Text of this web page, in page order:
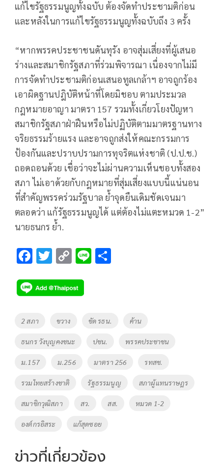
แก้ไขรัฐธรรมนูญทั้งฉบับ ต้องจัดทำประชามติก่อน
และหลังในการแก้ไขรัฐธรรมนูญทั้งฉบับถึง 3 ครั้ง
“หากพรรคประชาชนดันทุรัง อาจสุ่มเสี่ยงที่ผู้เสนอ
ร่างและสมาชิกรัฐสภาที่ร่วมพิจารณา เนื่องจากไม่มี
การจัดทำประชามติก่อนเสนอทูลเกล้าฯ อาจถูกร้อง
เอาผิดฐานปฎิบัติหน้าที่โดยมิชอบ ตามประมวล
กฎหมายอาญา มาตรา 157 รวมทั้งเกี่ยวโยงปัญหา
สมาชิกรัฐสภาฝ่าฝืนหรือไม่ปฏิบัติตามมาตรฐานทาง
จริยธรรมร้ายแรง และอาจถูกส่งให้คณะกรรมการ
ป้องกันและปราบปรามการทุจริตแห่งชาติ (ป.ป.ช.)
ถอดถอนด้วย เชื่อว่าจะไม่ผ่านความเห็นชอบทั้งสอง
สภา ไม่เอาด้วยกับกฎหมายที่สุ่มเสี่ยงแบบนี้แน่นอน
ที่สำคัญพรรคร่วมรัฐบาล ย้ำจุดยืนเดิมชัดเจนมา
ตลอดว่า แก้รัฐธรรมนูญได้ แต่ต้องไม่แตะหมวด 1-2”
นายธนกร ย้ำ.
F
e
b
o
o
k
T
tt
er
C
p
y
k
Li
Tags
2 สภา ขวาง ขัด รธน. ค้าน
ธนกร วังบุญคงชนะ ปชน. พรรคประชาชน
ม.157 ม.256 มาตรา 256 รทสช.
รวมไทยสร้างชาติ รัฐธรรมนูญ สภาผู้แทนราษฎร
สมาชิกวุฒิสภา สว. สส. หมวด 1-2
องต์กรอิสระ แก้สุดซอย
ข่าวที่เกี่ยวข้อง